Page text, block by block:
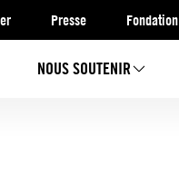
Presse Fondation
NOUS SOUTENIR